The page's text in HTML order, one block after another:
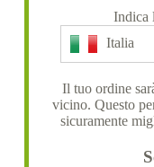
Indica
Italia
Il tuo ordine
vicino. Questo
sicuramente